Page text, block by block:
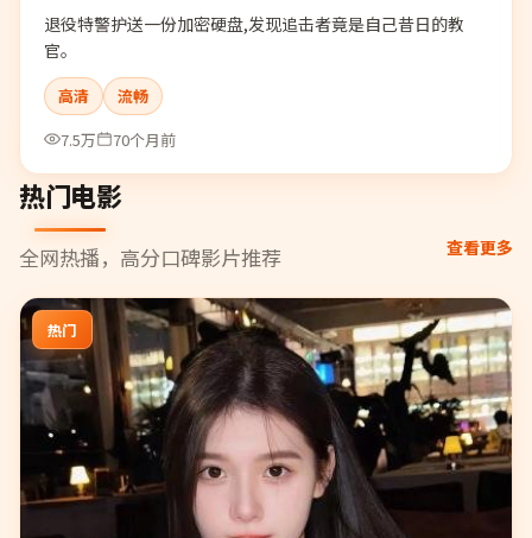
退役特警护送一份加密硬盘,发现追击者竟是自己昔日的教
官。
高清
流畅
7.5万
70个月前
热门电影
全网热播，高分口碑影片推荐 查看更多
热门